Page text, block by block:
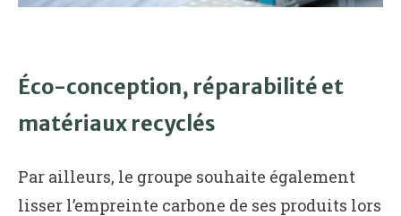
Éco-conception, réparabilité et
matériaux recyclés
Par ailleurs, le groupe souhaite également
lisser l’empreinte carbone de ses produits lors